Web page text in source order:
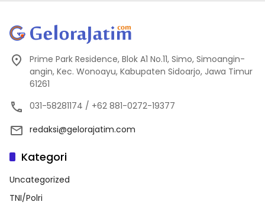
Prime Park Residence, Blok A1 No.11, Simo, Simoangin-
angin, Kec. Wonoayu, Kabupaten Sidoarjo, Jawa Timur
61261
031-58281174 / +62 881-0272-19377
redaksi@gelorajatim.com
Kategori
Uncategorized
TNI/Polri